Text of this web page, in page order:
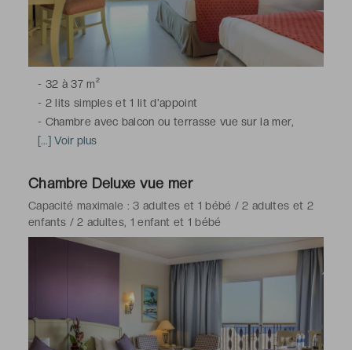
- 32 à 37 m²
- 2 lits simples et 1 lit d'appoint
- Chambre avec balcon ou terrasse vue sur la mer,
climatisation, télévision à écran plat avec chaînes du
coffre-fort, Wi-Fi
sèche-cheveux, peignoirs & chaussons, articles de
toilette gratuits
[...] Voir plus
Chambre Deluxe vue mer
Capacité maximale : 3 adultes et 1 bébé / 2 adultes et 2
enfants / 2 adultes, 1 enfant et 1 bébé